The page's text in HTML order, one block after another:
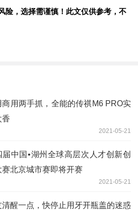
险，选择需谨慎！此文仅供参考，不
商用两手抓，全能的传祺M6 PRO实
香
2021-05-21
届中国•湖州全球高层次人才创新创
赛北京城市赛即将开赛
2021-05-21
清醒一点，快停止用牙开瓶盖的迷惑